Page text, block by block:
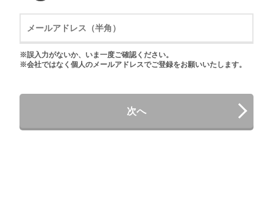
※誤入力がないか、いま一度ご確認ください。
※会社ではなく個人のメールアドレスでご登録をお願いいたします。
次へ